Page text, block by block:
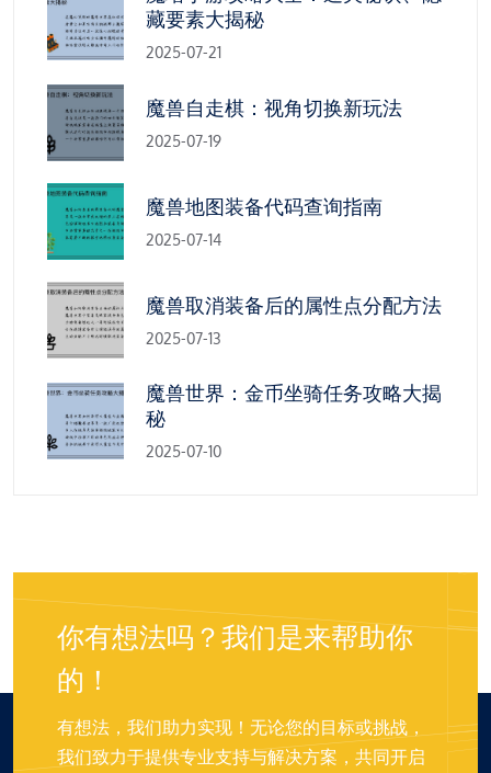
藏要素大揭秘
2025-07-21
魔兽自走棋：视角切换新玩法
2025-07-19
魔兽地图装备代码查询指南
2025-07-14
魔兽取消装备后的属性点分配方法
2025-07-13
魔兽世界：金币坐骑任务攻略大揭
秘
2025-07-10
你有想法吗？我们是来帮助你
的！
有想法，我们助力实现！无论您的目标或挑战，
我们致力于提供专业支持与解决方案，共同开启